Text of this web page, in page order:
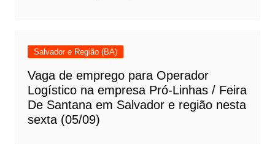
Salvador e Região (BA)
Vaga de emprego para Operador
Logístico na empresa Pró-Linhas / Feira
De Santana em Salvador e região nesta
sexta (05/09)